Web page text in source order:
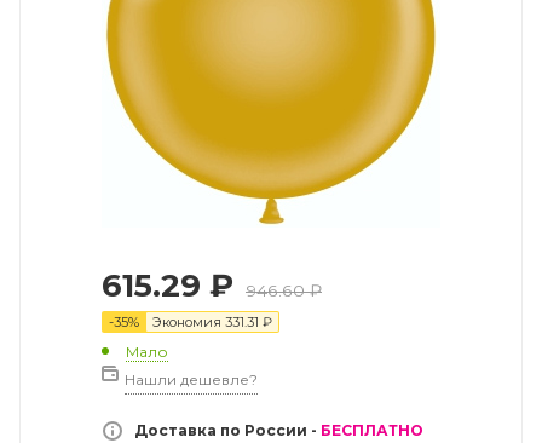
615.29 ₽ 946.60₽
-35% Экономия 331.31 ₽
Мало
Нашли дешевле?
Доставка по России - БЕСПЛАТНО